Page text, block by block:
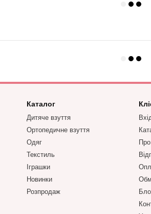
Каталог
Дитяче взуття
Ортопедичне взуття
Одяг
Текстиль
Іграшки
Новинки
Розпродаж